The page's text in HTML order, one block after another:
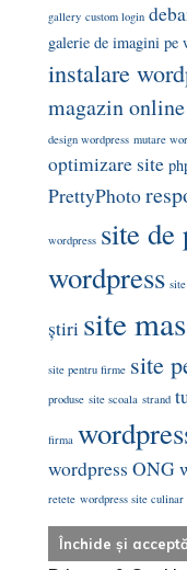
gallery custom login
galerie de imagini pe
instalare
magazin
design wordpress mutare
optimizare site
PrettyPhoto
wordpress site de
wordpress
știri site
site pentru firme site
produse site scoala strand
firma
wordpress ONG
retete wordpress site culinar